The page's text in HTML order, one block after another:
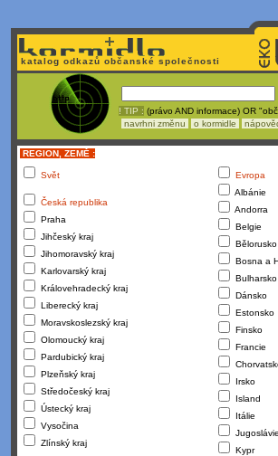
katalog odkazů občanské společnosti
! TIP : (právo AND informace) OR
navrhni změnu
o kormidle
REGION, ZEMĚ :
Svět
Česká republika
Praha
Jihčeský kraj
Jihomoravský kraj
Karlovarský kraj
Královehradecký kraj
Liberecký kraj
Moravskoslezský kraj
Olomoucký kraj
Pardubický kraj
Plzeňský kraj
Středočeský kraj
Ústecký kraj
Vysočina
Zlínský kraj
Evropa
Albánie
Andorra
Belgie
Bělorusko
Bosna a
Bulharsko
Dánsko
Estonsko
Finsko
Francie
Irsko
Island
Itálie
Jugoslávie
Kypr